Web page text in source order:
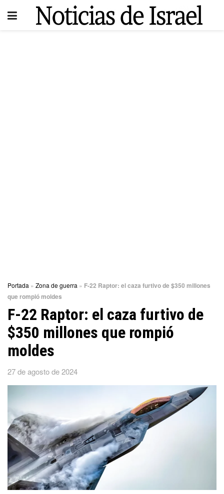
Portada » Zona de guerra » F-22 Raptor: el caza furtivo de $350 millones
que rompió moldes
F-22 Raptor: el caza furtivo de
$350 millones que rompió
moldes
27 de agosto de 2024